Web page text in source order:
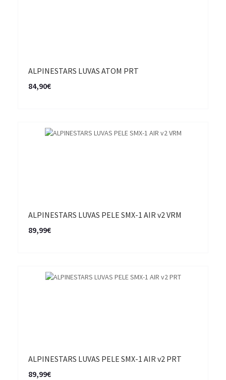
ALPINESTARS LUVAS ATOM PRT
84,90€
ALPINESTARS LUVAS PELE SMX-1 AIR v2 VRM
89,99€
ALPINESTARS LUVAS PELE SMX-1 AIR v2 PRT
89,99€